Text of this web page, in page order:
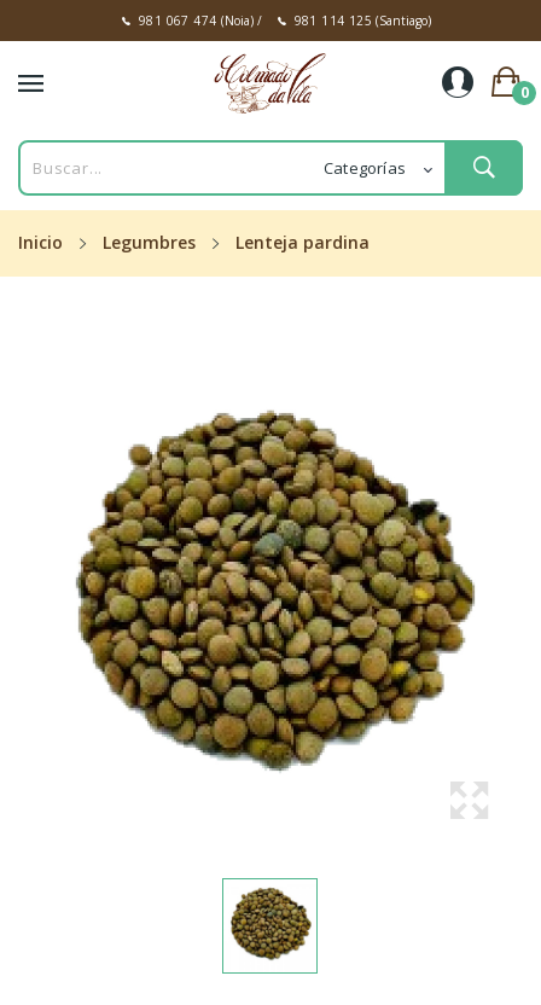
981 067 474 (Noia)/ 981 114 125 (Santiago)
0
Inicio Legumbres Lenteja pardina